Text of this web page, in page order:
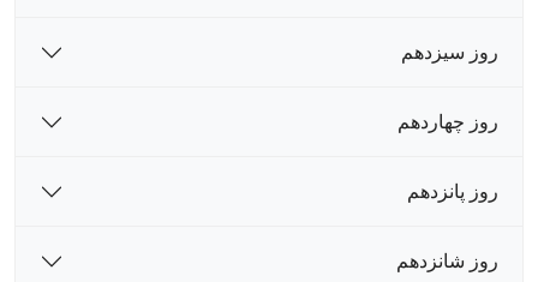
روز سیزدهم
روز چهاردهم
روز پانزدهم
روز شانزدهم